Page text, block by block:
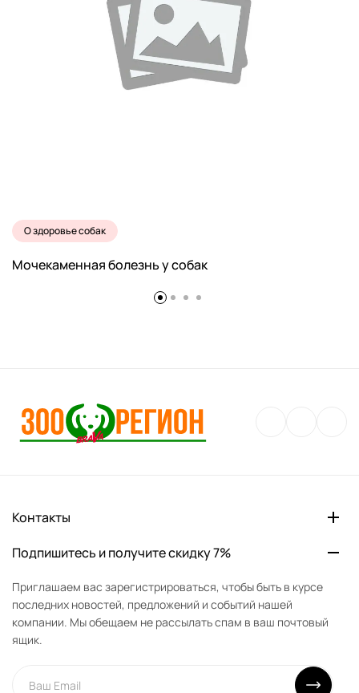
О здоровье собак
Мочекаменная болезнь у собак
Контакты
Подпишитесь и получите скидку 7%
Приглашаем вас зарегистрироваться, чтобы быть в курсе
последних новостей, предложений и событий нашей
компании. Мы обещаем не рассылать спам в ваш почтовый
ящик.